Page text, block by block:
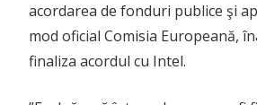
acordarea de fonduri publice şi
mod oficial Comisia Europeană,
finaliza acordul cu Intel.